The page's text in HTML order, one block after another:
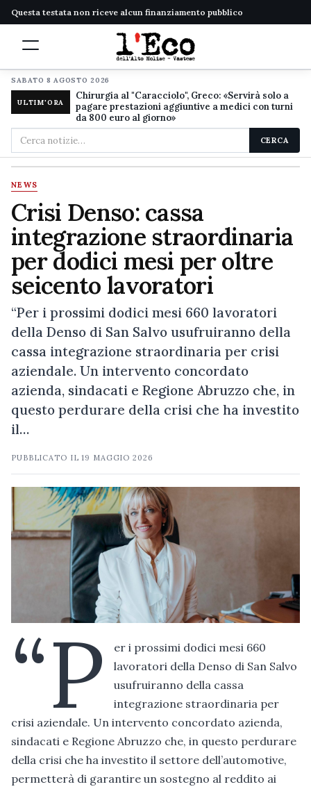
Questa testata non riceve alcun finanziamento pubblico
SABATO 8 AGOSTO 2026
ULTIM'ORA
Chirurgia al "Caracciolo", Greco: «Servirà solo a
pagare prestazioni aggiuntive a medici con turni
da 800 euro al giorno»
Cerca
nel
sito
CERCA
NEWS
Crisi Denso: cassa
integrazione straordinaria
per dodici mesi per oltre
seicento lavoratori
“Per i prossimi dodici mesi 660 lavoratori
della Denso di San Salvo usufruiranno della
cassa integrazione straordinaria per crisi
aziendale. Un intervento concordato
azienda, sindacati e Regione Abruzzo che, in
questo perdurare della crisi che ha investito
il…
PUBBLICATO IL19 MAGGIO 2026
“P
er i prossimi dodici mesi 660
lavoratori della Denso di San Salvo
usufruiranno della cassa
integrazione straordinaria per
crisi aziendale. Un intervento concordato azienda,
sindacati e Regione Abruzzo che, in questo perdurare
della crisi che ha investito il settore dell’automotive,
permetterà di garantire un sostegno al reddito ai